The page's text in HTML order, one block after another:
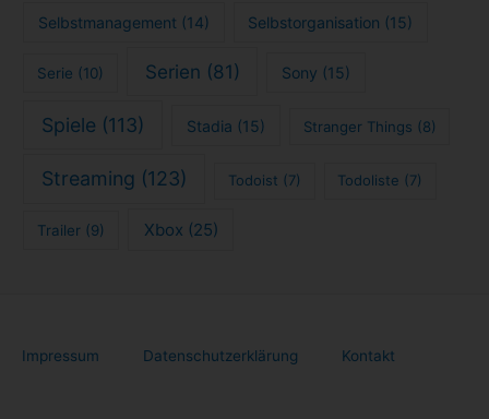
Selbstmanagement (14) Selbstorganisation (15)
Serie (10) Serien (81) Sony (15)
Spiele (113) Stadia (15) Stranger Things (8)
Streaming (123) Todoist (7) Todoliste (7)
Trailer (9) Xbox (25)
Impressum Datenschutzerklärung Kontakt